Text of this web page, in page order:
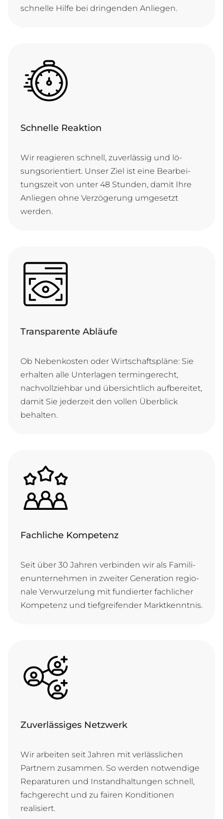
schnel­le Hil­fe bei drin­gen­den Anliegen.
Schnelle Reaktion
Wir re­a­gie­ren schnell, zu­ver­läs­sig und lö­
sungs­ori­en­tiert. Un­ser Ziel ist ei­ne Be­ar­bei­
tungs­zeit von un­ter 48 Stun­den, da­mit Ih­re
An­lie­gen oh­ne Ver­zö­ge­rung um­ge­setzt
werden.
Transparente Abläufe
Ob Ne­ben­kos­ten o­der Wirt­schafts­plä­ne: Sie
er­hal­ten al­le Un­ter­la­gen ter­min­ge­recht,
nach­voll­zie­hbar und ü­ber­sicht­lich auf­be­rei­tet,
da­mit Sie je­der­zeit den vol­len Ü­ber­blick
behalten.
Fachliche Kompetenz
Seit ü­ber 30 Jah­ren ver­bin­den wir als Fa­mi­li­
en­un­ter­neh­men in zwei­ter Ge­ne­ra­ti­on re­gi­o­
na­le Ver­wur­ze­lung mit fun­dier­ter fach­li­cher
Kom­pe­tenz und tief­grei­fen­der Marktkenntnis.
Zuverlässiges Netzwerk
Wir ar­bei­ten seit Jah­ren mit ver­läss­li­chen
Part­nern zu­sam­men. So wer­den not­wen­di­ge
Re­pa­ra­tu­ren und In­stand­hal­tun­gen schnell,
fach­ge­recht und zu fai­ren Kon­di­ti­o­nen
realisiert.